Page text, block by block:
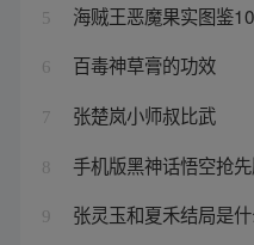
5 海贼王恶魔果实图鉴
6 百毒神草膏的功效
7 张楚岚小师叔比武
8 手机版黑神话悟空抢
9 张灵玉和夏禾结局是